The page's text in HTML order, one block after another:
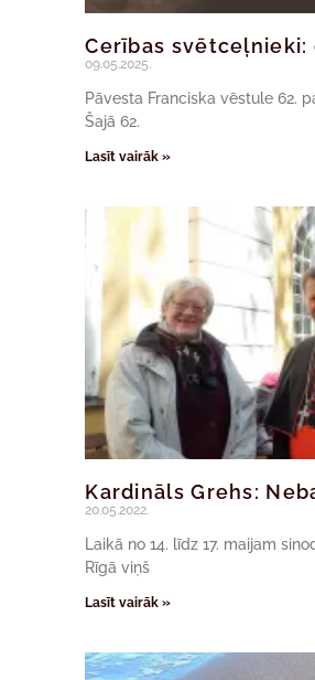
Cerības svētceļnieki:
09.05.2025.
Pāvesta Franciska vēstule 62.
Šajā 62.
Lasīt vairāk »
Kardināls Grehs:
20.05.2022.
Laikā no 14. līdz 17. maijam
Rīgā viņš
Lasīt vairāk »